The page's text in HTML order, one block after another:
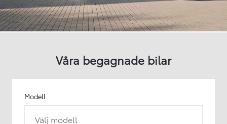
Våra begagnade bilar
Modell
Välj modell